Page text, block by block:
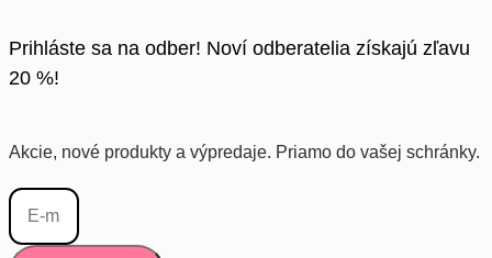
Prihláste sa na odber! Noví odberatelia získajú zľavu
20 %!
Akcie, nové produkty a výpredaje. Priamo do vašej schránky.